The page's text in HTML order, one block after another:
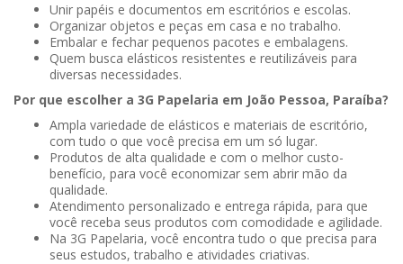
Unir papéis e documentos em escritórios e escolas.
Organizar objetos e peças em casa e no trabalho.
Embalar e fechar pequenos pacotes e embalagens.
Quem busca elásticos resistentes e reutilizáveis para
diversas necessidades.
Por que escolher a 3G Papelaria em João Pessoa, Paraíba?
Ampla variedade de elásticos e materiais de escritório,
com tudo o que você precisa em um só lugar.
Produtos de alta qualidade e com o melhor custo-
benefício, para você economizar sem abrir mão da
qualidade.
Atendimento personalizado e entrega rápida, para que
você receba seus produtos com comodidade e agilidade.
Na 3G Papelaria, você encontra tudo o que precisa para
seus estudos, trabalho e atividades criativas.